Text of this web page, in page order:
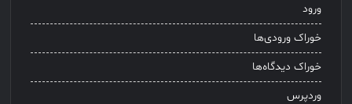
ورود
خوراک ورودی‌ها
خوراک دیدگاه‌ها
وردپرس